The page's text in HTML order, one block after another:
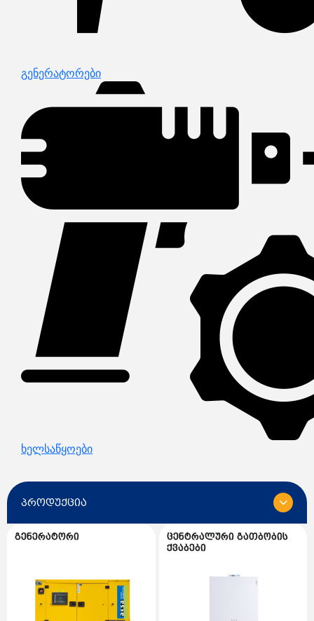
გენერატორები
ხელსაწყოები
პროდუქცია
ყველა
გენერატორის სათადარიგო ნაწილები
ცენტრალური გათბობის ქვაბები
გენერატორი
ცენტრალური გათბობის
ქვაბები